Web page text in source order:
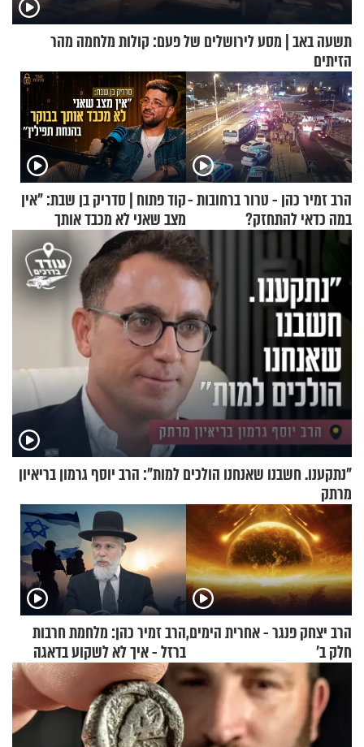
תשעה באב | מסע לירושלים של פעם: קולות מלחמה מהר
הזיתים
הרב זמיר כהן - טרור ברחובות -
במה כדאי להתחזק?
קוד פתוח | סדריק בן שבת: "אין
מצב שאני לא מכבד אותך
בבוקר בהנחת תפילין"
"נתקענו. חשבנו שאנחנו הולכים למות": הרב יוסף גרמון בריאיון
מרתק
הרב יצחק פנגר - אחרית הימים,
חלק ב’
הרב זמיר כהן: מלחמת חרבות
ברזל - איך לא לשקוע בדאגה
ובעצבות על אף הכל?